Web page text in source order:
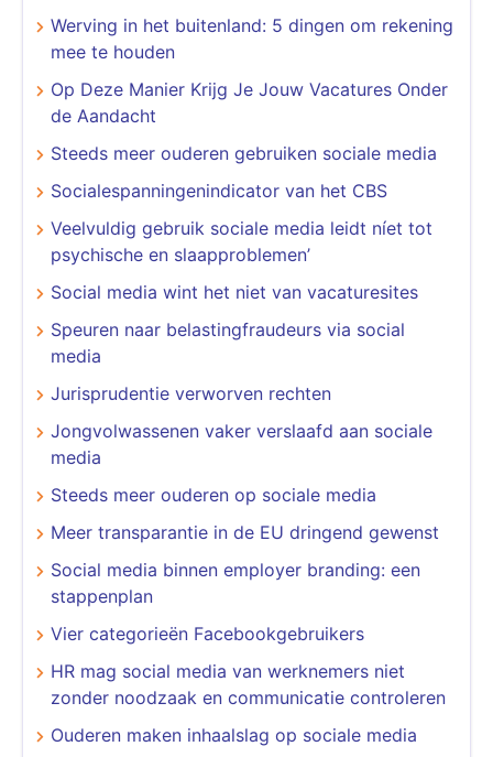
Werving in het buitenland: 5 dingen om rekening
mee te houden
Op Deze Manier Krijg Je Jouw Vacatures Onder
de Aandacht
Steeds meer ouderen gebruiken sociale media
Socialespanningenindicator van het CBS
Veelvuldig gebruik sociale media leidt níet tot
psychische en slaapproblemen’
Social media wint het niet van vacaturesites
Speuren naar belastingfraudeurs via social
media
Jurisprudentie verworven rechten
Jongvolwassenen vaker verslaafd aan sociale
media
Steeds meer ouderen op sociale media
Meer transparantie in de EU dringend gewenst
Social media binnen employer branding: een
stappenplan
Vier categorieën Facebookgebruikers
HR mag social media van werknemers niet
zonder noodzaak en communicatie controleren
Ouderen maken inhaalslag op sociale media